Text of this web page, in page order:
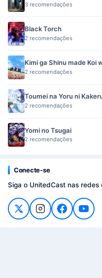
3 recomendações
Black Torch
2 recomendações
Kimi ga Shinu made Koi
2 recomendações
Toumei na Yoru ni
2 recomendações
Yomi no Tsugai
2 recomendações
Conecte-se
Siga o UnitedCast nas